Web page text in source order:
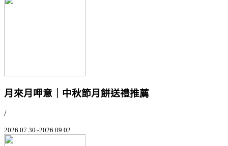
月來月呷意｜中秋節月餅送禮推薦
/
2026.07.30~2026.09.02